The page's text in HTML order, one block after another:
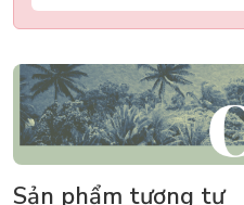
Sản phẩm tương tự